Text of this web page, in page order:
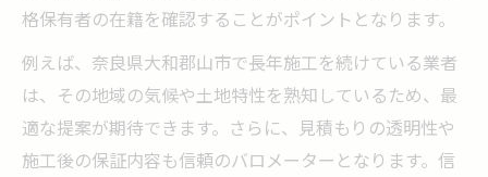
格保有者の在籍を確認することがポイントとなります。
例えば、奈良県大和郡山市で長年施工を続けている業者
は、その地域の気候や土地特性を熟知しているため、最
適な提案が期待できます。さらに、見積もりの透明性や
施工後の保証内容も信頼のバロメーターとなります。信